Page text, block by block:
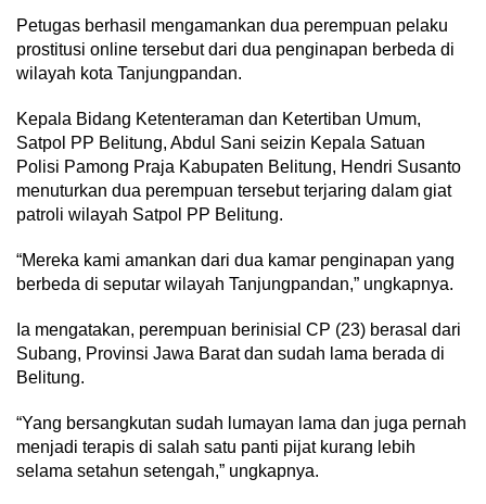
Petugas berhasil mengamankan dua perempuan pelaku
prostitusi online tersebut dari dua penginapan berbeda di
wilayah kota Tanjungpandan.
Kepala Bidang Ketenteraman dan Ketertiban Umum,
Satpol PP Belitung, Abdul Sani seizin Kepala Satuan
Polisi Pamong Praja Kabupaten Belitung, Hendri Susanto
menuturkan dua perempuan tersebut terjaring dalam giat
patroli wilayah Satpol PP Belitung.
“Mereka kami amankan dari dua kamar penginapan yang
berbeda di seputar wilayah Tanjungpandan,” ungkapnya.
Ia mengatakan, perempuan berinisial CP (23) berasal dari
Subang, Provinsi Jawa Barat dan sudah lama berada di
Belitung.
“Yang bersangkutan sudah lumayan lama dan juga pernah
menjadi terapis di salah satu panti pijat kurang lebih
selama setahun setengah,” ungkapnya.